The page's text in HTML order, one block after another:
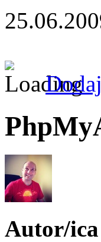
Autor/ica